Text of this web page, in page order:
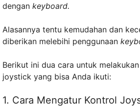
dengan keyboard.
Alasannya tentu kemudahan dan
diberikan melebihi penggunaan
Berikut ini dua cara untuk
joystick yang bisa Anda ikuti:
1. Cara Mengatur Kontrol